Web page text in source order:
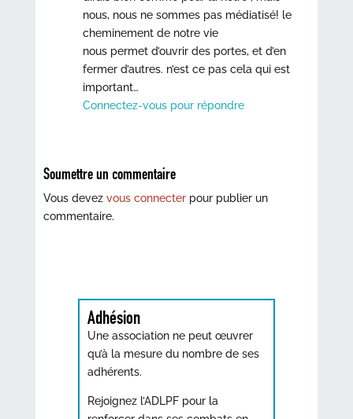
nous, nous ne sommes pas médiatisé! le
cheminement de notre vie
nous permet d’ouvrir des portes, et d’en
fermer d’autres. n’est ce pas cela qui est
important…
Connectez-vous pour répondre
Soumettre un commentaire
Vous devez vous connecterpour publier un
commentaire.
Adhésion
Une association ne peut œuvrer
qu’à la mesure du nombre de ses
adhérents.
Rejoignez l’ADLPF pour la